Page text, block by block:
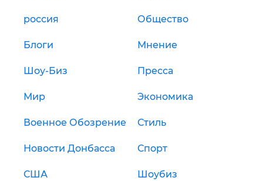
россия Общество
Блоги Мнение
Шоу-Биз Пресса
Мир Экономика
Военное Обозрение Стиль
Новости Донбасса Спорт
США Шоубиз